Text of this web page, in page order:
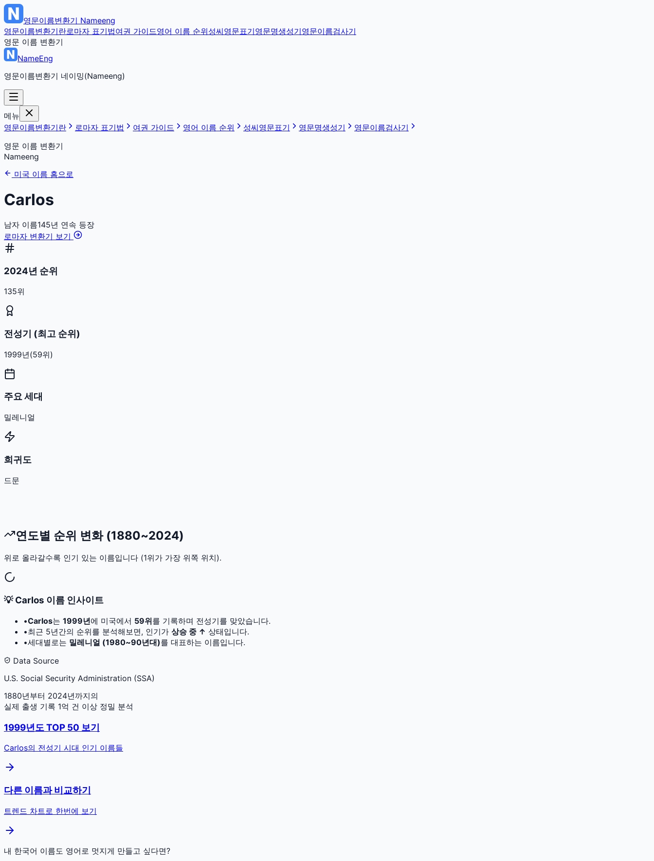
영문이름변환기 Nameeng
영문이름변환기란로마자 표기법여권 가이드영어 이름 순위성씨영문표기영문명생성기영문이름검사기
영문 이름 변환기
NameEng
영문이름변환기 네이밍(Nameeng)
메뉴
영문이름변환기란
로마자 표기법 여권 가이드 영어 이름 순위 성씨영문표기 영문명생성기
영문이름검사기
영문 이름 변환기
Nameeng
미국 이름 홈으로
Carlos
남자 이름145년 연속 등장
로마자 변환기 보기
2024년 순위
135위
전성기 (최고 순위)
1999년(59위)
주요 세대
밀레니얼
희귀도
드문
연도별 순위 변화 (1880~2024)
위로 올라갈수록 인기 있는 이름입니다 (1위가 가장 위쪽 위치).
💡Carlos 이름 인사이트
•Carlos는 1999년에 미국에서 59위를 기록하며 전성기를 맞았습니다.
•최근 5년간의 순위를 분석해보면, 인기가 상승 중 ↑ 상태입니다.
•세대별로는 밀레니얼 (1980~90년대)를 대표하는 이름입니다.
Data Source
U.S. Social Security Administration (SSA)
1880년부터 2024년까지의
실제 출생 기록 1억 건 이상 정밀 분석
1999년도 TOP 50 보기
Carlos의 전성기 시대 인기 이름들
다른 이름과 비교하기
트렌드 차트로 한번에 보기
내 한국어 이름도 영어로 멋지게 만들고 싶다면?